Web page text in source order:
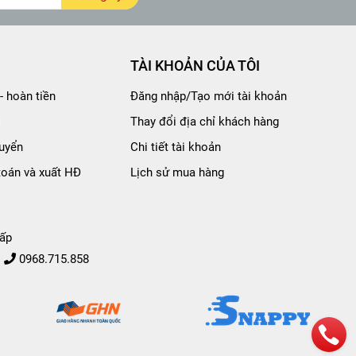
hoàn tiền
và xuất HĐ
TÀI KHOẢN CỦA TÔI
Đăng nhập/Tạo mới tài khoản
Thay đổi địa chỉ khách hàng
Chi tiết tài khoản
Lịch sử mua hàng
0968.715.858